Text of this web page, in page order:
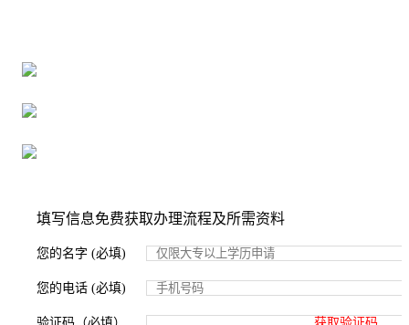
填写信息免费获取办理流程及所需资料
您的名字 (必填)
您的电话 (必填)